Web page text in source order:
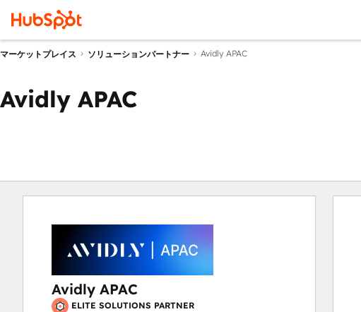
マーケットプレイス ソリューションパートナー Avidly APAC
Avidly APAC
Avidly APAC
ELITE SOLUTIONS PARTNER